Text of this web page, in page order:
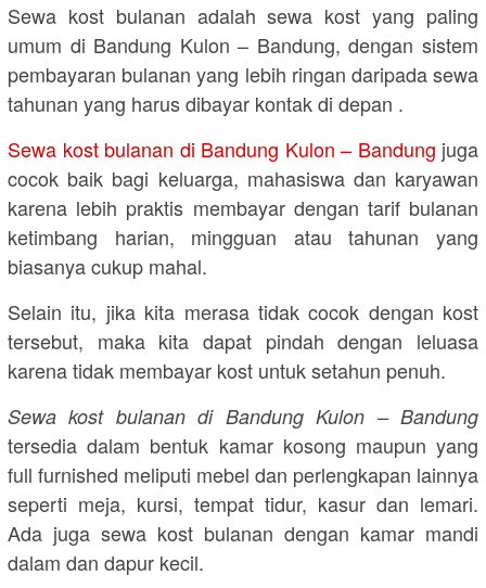
Sewa kost bulanan adalah sewa kost yang paling
umum di Bandung Kulon – Bandung, dengan sistem
pembayaran bulanan yang lebih ringan daripada sewa
tahunan yang harus dibayar kontak di depan .
Sewa kost bulanan di Bandung Kulon – Bandung juga
cocok baik bagi keluarga, mahasiswa dan karyawan
karena lebih praktis membayar dengan tarif bulanan
ketimbang harian, mingguan atau tahunan yang
biasanya cukup mahal.
Selain itu, jika kita merasa tidak cocok dengan kost
tersebut, maka kita dapat pindah dengan leluasa
karena tidak membayar kost untuk setahun penuh.
Sewa kost bulanan di Bandung Kulon – Bandung
tersedia dalam bentuk kamar kosong maupun yang
full furnished meliputi mebel dan perlengkapan lainnya
seperti meja, kursi, tempat tidur, kasur dan lemari.
Ada juga sewa kost bulanan dengan kamar mandi
dalam dan dapur kecil.